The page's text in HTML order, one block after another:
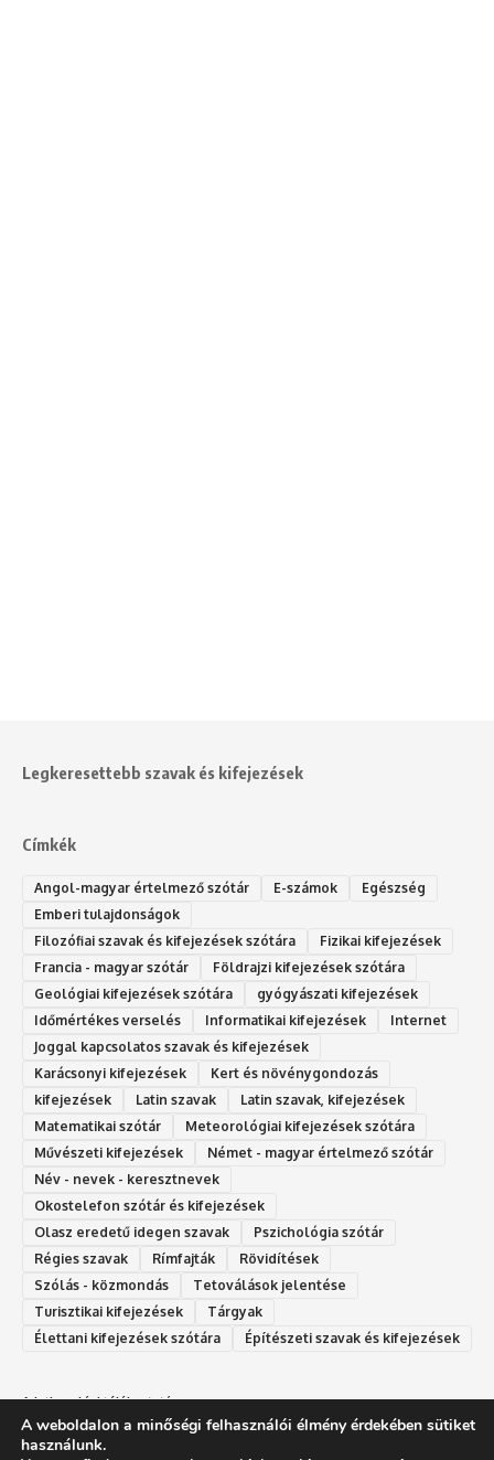
Legkeresettebb szavak és kifejezések
Címkék
Angol-magyar értelmező szótár E-számok
Egészség
Emberi tulajdonságok
Filozófiai szavak és kifejezések szótára
Fizikai kifejezések
Francia - magyar szótár
Földrajzi kifejezések szótára
Geológiai kifejezések szótára
gyógyászati kifejezések
Időmértékes verselés
Informatikai kifejezések
Internet
Joggal kapcsolatos szavak és kifejezések
Karácsonyi kifejezések
Kert és növénygondozás
kifejezések
Latin szavak
Latin szavak, kifejezések
Matematikai szótár
Meteorológiai kifejezések szótára
Művészeti kifejezések
Német - magyar értelmező szótár
Név - nevek - keresztnevek
Okostelefon szótár és kifejezések
Olasz eredetű idegen szavak
Ps‮gólohciz‬ia s‮átóz‬r
Régies szavak
Rímfajták
Rövidítések
Szólás - közmondás
Tetoválások jelentése
Turisztikai kifejezések
Tárgyak
Élettani kifejezések szótára
Építészeti szavak és kifejezések
Adatkezelési tájékoztató
Felhasználási feltételek
A weboldalon a minőségi felhasználói élmény érdekében sütiket
használunk.